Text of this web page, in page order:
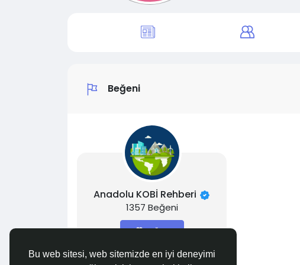
Bu web sitesi, web sitemizde en iyi deneyimi
Beğeni
Anadolu KOBİ Rehberi
1357 Beğeni
Beğen